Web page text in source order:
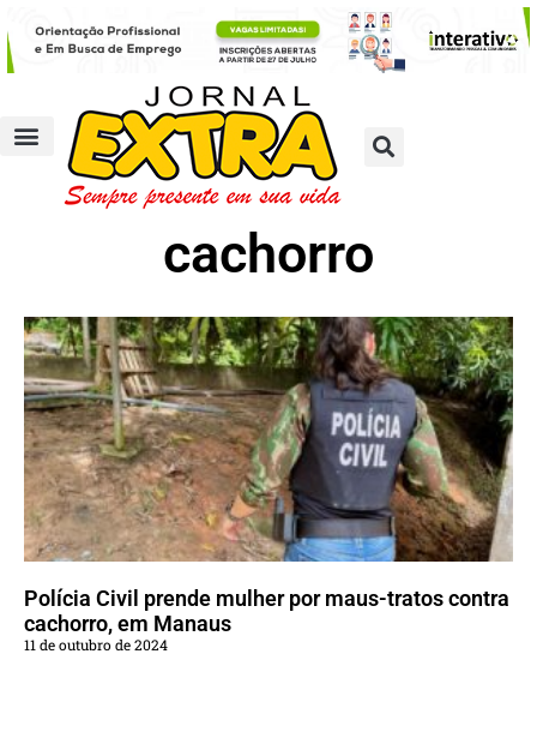
cachorro
Polícia Civil prende mulher por maus-tratos contra
cachorro, em Manaus
11 de outubro de 2024